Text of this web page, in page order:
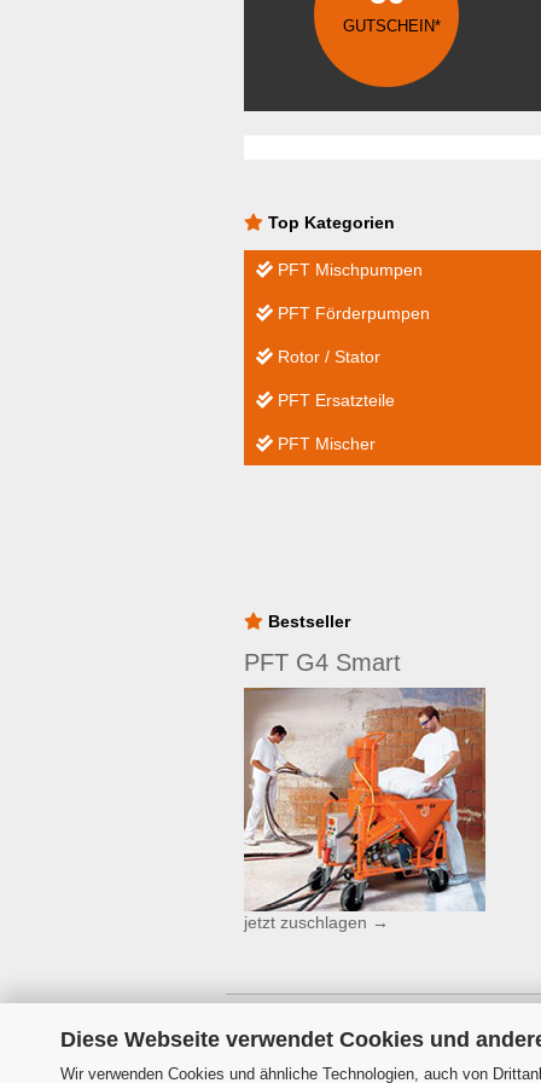
Diese Webseite verwendet Cookies und
Wir verwenden Cookies und ähnliche Technologien, auch von
GUTSCHEIN*
Top Kategorien
PFT Mischpumpen
PFT Förderpumpen
Rotor / Stator
PFT Ersatzteile
PFT Mischer
Bestseller
PFT G4 Smart
jetzt zuschlagen →